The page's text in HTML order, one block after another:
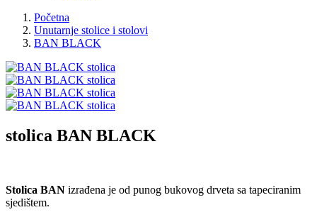
Početna
Unutarnje stolice i stolovi
BAN BLACK
stolica BAN BLACK
Stolica BAN izrađena je od punog bukovog drveta sa tapeciranim
sjedištem.